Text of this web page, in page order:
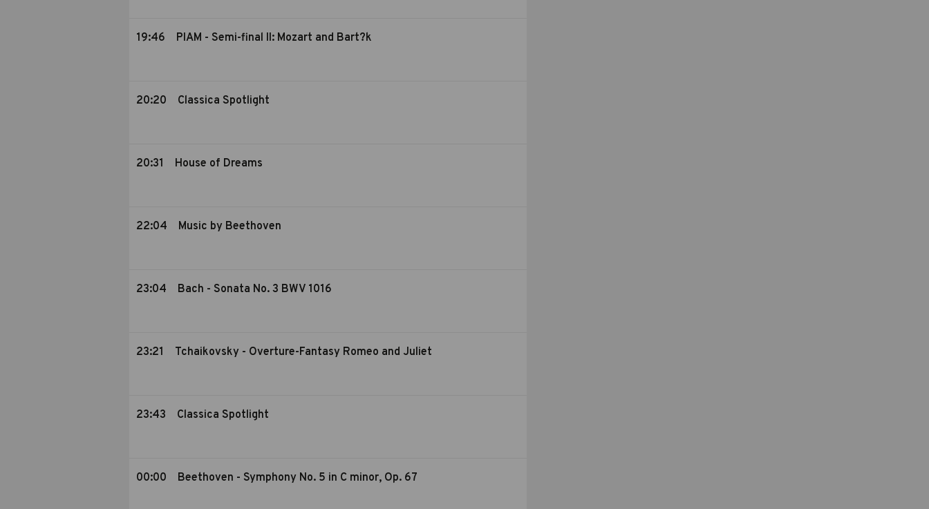
19:46 PIAM - Semi-final II: Mozart and Bart?k
20:20 Classica Spotlight
20:31 House of Dreams
22:04 Music by Beethoven
23:04 Bach - Sonata No. 3 BWV 1016
23:21 Tchaikovsky - Overture-Fantasy Romeo and Juliet
23:43 Classica Spotlight
00:00 Beethoven - Symphony No. 5 in C minor, Op. 67